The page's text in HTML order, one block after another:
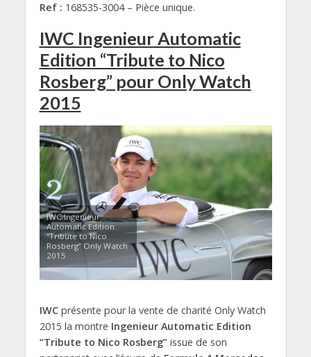
Ref : 168535-3004 – Pièce unique.
IWC Ingenieur Automatic
Edition “Tribute to Nico
Rosberg” pour Only Watch
2015
IWC Ingenieur
Automatic Edition
“Tribute to Nico
Rosberg” Only Watch
2015
IWCprésente pour la vente de charité Only Watch
2015 la montre Ingenieur Automatic Edition
“Tribute to Nico Rosberg”issue de son